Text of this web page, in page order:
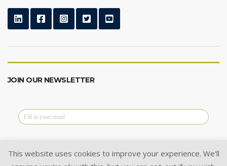
JOIN OUR NEWSLETTER
This website uses cookies to improve your experience. We'll